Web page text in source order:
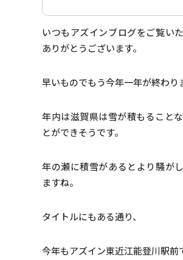
いつもアズインブログをご覧い
ありがとうございます。
早いものでもう今年一年が終わり
年内は滋賀県は雪が積もること
とができそうです。
年の瀬に積雪があるとより騒が
ますね。
タイトルにもある通り、
今年もアズイン東近江能登川駅前